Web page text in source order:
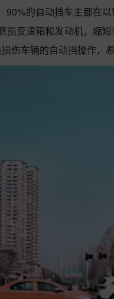
90%的自动挡车主都在
损变速箱和发动机，缩
伤车辆的自动挡操作，